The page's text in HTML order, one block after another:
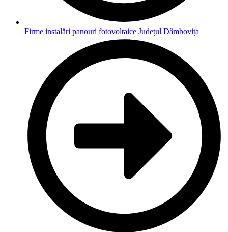
Firme instalări panouri fotovoltaice Județul Dâmbovița